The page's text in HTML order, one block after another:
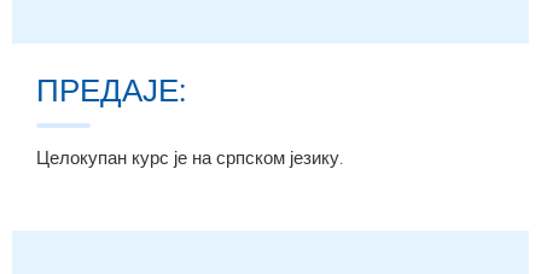
ПРЕДАЈЕ:
Целокупан курс је на српском језику.